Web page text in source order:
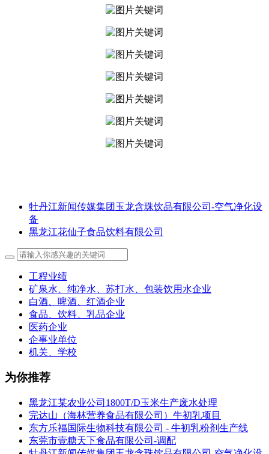
牡丹江新闻传媒集团玉龙含珠饮品有限公司-空气净化设
备
黑龙江花仙子食品饮料有限公司
工程业绩
矿泉水、纯净水、苏打水、包装饮用水企业
白酒、啤酒、红酒企业
食品、饮料、乳品企业
医药企业
企事业单位
机关、学校
为你推荐
黑龙江某农业公司1800T/D玉米生产废水处理
完达山（海林营养食品有限公司）牛初乳项目
东方乐福国际生物科技有限公司 - 牛初乳粉剂生产线
东莞市壹糖天下食品有限公司-调配